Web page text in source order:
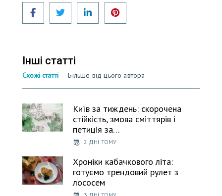
Facebook Twitter LinkedIn
Інші статті
Схожі статті Більше від цього автора
Київ за тиждень: скорочена
стійкість, змова сміттярів і
петиція за…
2 ДНІ ТОМУ
Хроніки кабачкового літа:
готуємо трендовий рулет з
лососем